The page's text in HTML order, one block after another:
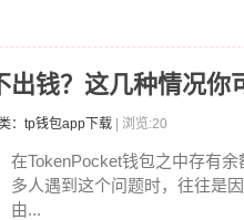
钱？这几种情况你
：tp钱包app下载 | 浏览:20
在TokenPocket钱包之中存有
多人遇到这个问题时，往往是
由...